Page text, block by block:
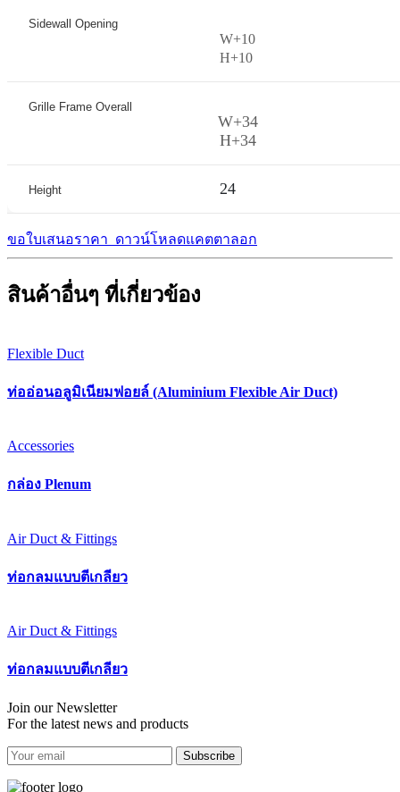
Sidewall Opening
W+10
H+10
Grille Frame Overall
W+34
H+34
Height 24
ขอใบเสนอราคา ดาวน์โหลดแคตตาลอก
สินค้าอื่นๆ ที่เกี่ยวข้อง
Flexible Duct
ท่ออ่อนอลูมิเนียมฟอยล์ (Aluminium Flexible Air Duct)
Accessories
กล่อง Plenum
Air Duct & Fittings
ท่อกลมแบบตีเกลียว
Air Duct & Fittings
ท่อกลมแบบตีเกลียว
Join our Newsletter
For the latest news and products
Subscribe